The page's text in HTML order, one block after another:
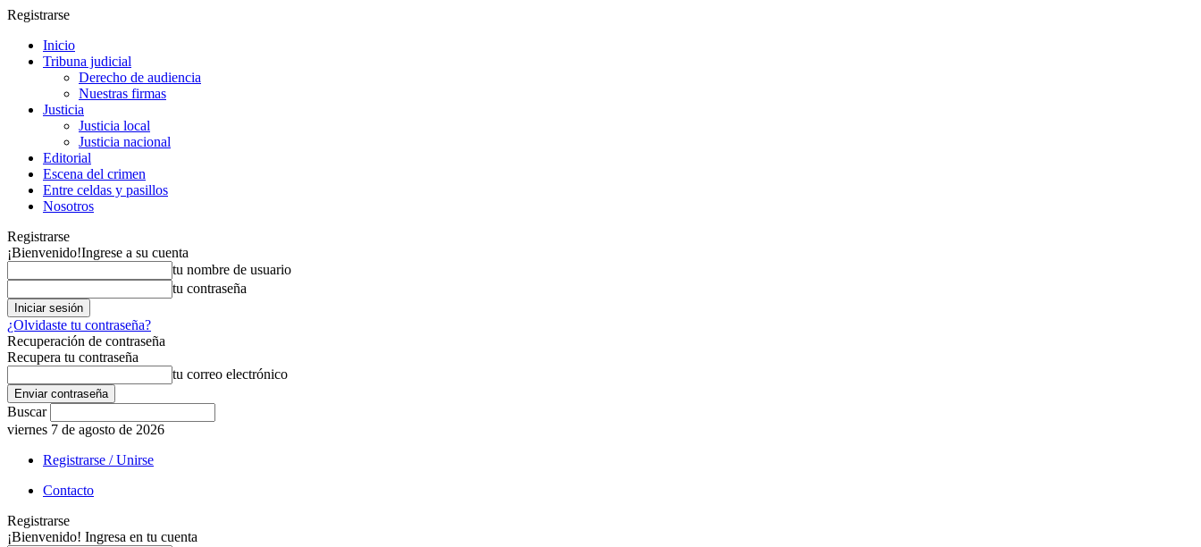
Registrarse
Inicio
Tribuna judicial
Derecho de audiencia
Nuestras firmas
Justicia
Justicia local
Justicia nacional
Editorial
Escena del crimen
Entre celdas y pasillos
Nosotros
Registrarse
¡Bienvenido!Ingrese a su cuenta
tu nombre de usuario
tu contraseña
¿Olvidaste tu contraseña?
Recuperación de contraseña
Recupera tu contraseña
tu correo electrónico
Buscar
viernes 7 de agosto de 2026
Registrarse / Unirse
Contacto
Registrarse
¡Bienvenido! Ingresa en tu cuenta